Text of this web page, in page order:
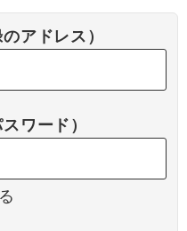
アドレス）
ワード）